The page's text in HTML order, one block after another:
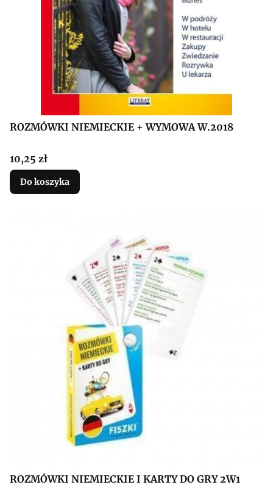
ROZMÓWKI NIEMIECKIE + WYMOWA W.2018
Cena
10,25 zł
Do koszyka
ROZMÓWKI NIEMIECKIE I KARTY DO GRY 2W1